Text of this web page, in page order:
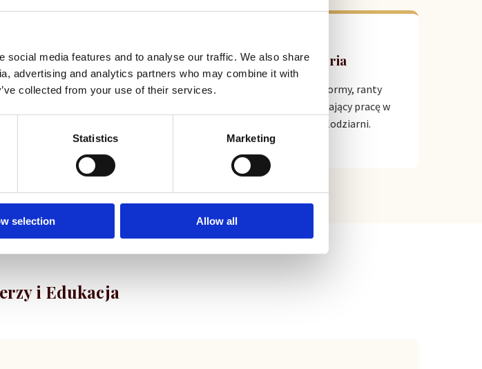
media features and to analyse our traffic. We also share
advertising and analytics partners who may combine it with
collected from your use of their services.
Statistics Marketing
selection Allow all
cukiernictwa
w mąki,
aromaty oraz inne
do codziennej
Sprzęt i akcesoria
Profesjonalne narzędzia, formy, ranty
oraz drobny sprzęt usprawniający pracę w
nowoczesnej pracowni i lodziarni.
i Edukacja